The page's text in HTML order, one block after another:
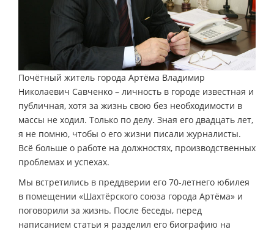
Почётный житель города Артёма Владимир
Николаевич Савченко – личность в городе известная и
публичная, хотя за жизнь свою без необходимости в
массы не ходил. Только по делу. Зная его двадцать лет,
я не помню, чтобы о его жизни писали журналисты.
Всё больше о работе на должностях, производственных
проблемах и успехах.
Мы встретились в преддверии его 70-летнего юбилея
в помещении «Шахтёрского союза города Артёма» и
поговорили за жизнь. После беседы, перед
написанием статьи я разделил его биографию на